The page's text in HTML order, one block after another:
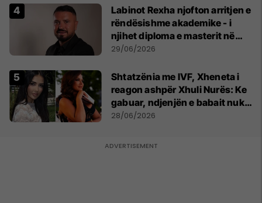
Labinot Rexha njofton arritjen e
rëndësishme akademike - i
njihet diploma e masterit në
Psikologji në Zvicër
29/06/2026
Shtatzënia me IVF, Xheneta i
reagon ashpër Xhuli Nurës: Ke
gabuar, ndjenjën e babait nuk
mund t'ia plotësosh kurrë
28/06/2026